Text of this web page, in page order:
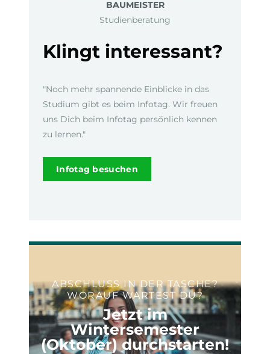
BAUMEISTER
Studienberatung
Klingt interessant?
"Noch mehr spannende Einblicke in das
Studium gibt es beim Infotag. Wir freuen
uns Dich beim Infotag persönlich kennen
zu lernen."
Infotag besuchen
ABSCHLUSS IN DER TASCHE?
WORAUF WARTEST DU?
Jetzt im
Wintersemester
(Oktober) durchstarten!